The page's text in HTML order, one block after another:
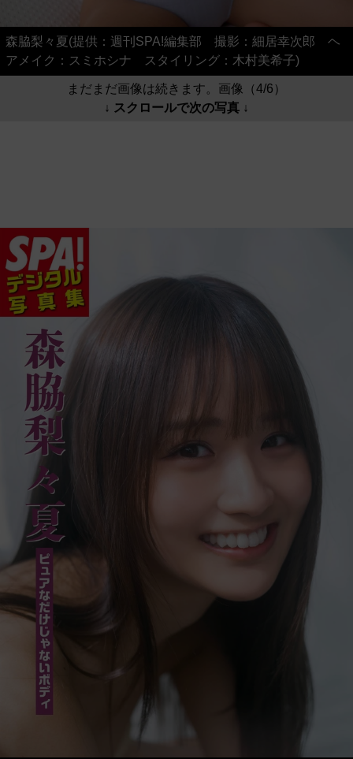
森脇梨々夏(提供：週刊SPA!編集部 撮影：細居幸次郎 ヘ
アメイク：スミホシナ スタイリング：木村美希子)
まだまだ画像は続きます。画像（4/6）
↓ スクロールで次の写真 ↓